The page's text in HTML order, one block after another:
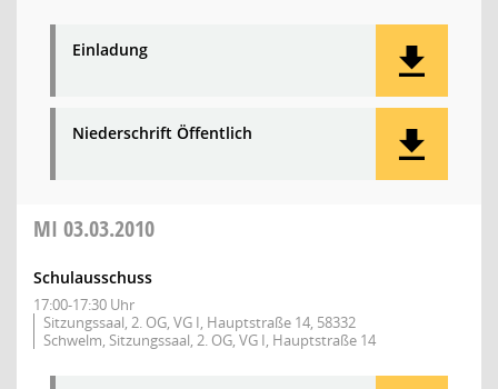
Einladung
Niederschrift Öffentlich
MI 03.03.2010
Schulausschuss
17:00-17:30 Uhr
Sitzungssaal, 2. OG, VG I, Hauptstraße 14, 58332
Schwelm, Sitzungssaal, 2. OG, VG I, Hauptstraße 14